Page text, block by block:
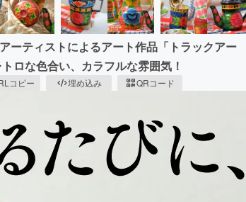
ーティストによるアート作品「トラックアー
ロな色合い、カラフルな雰囲気！
コピー 埋め込み QRコード